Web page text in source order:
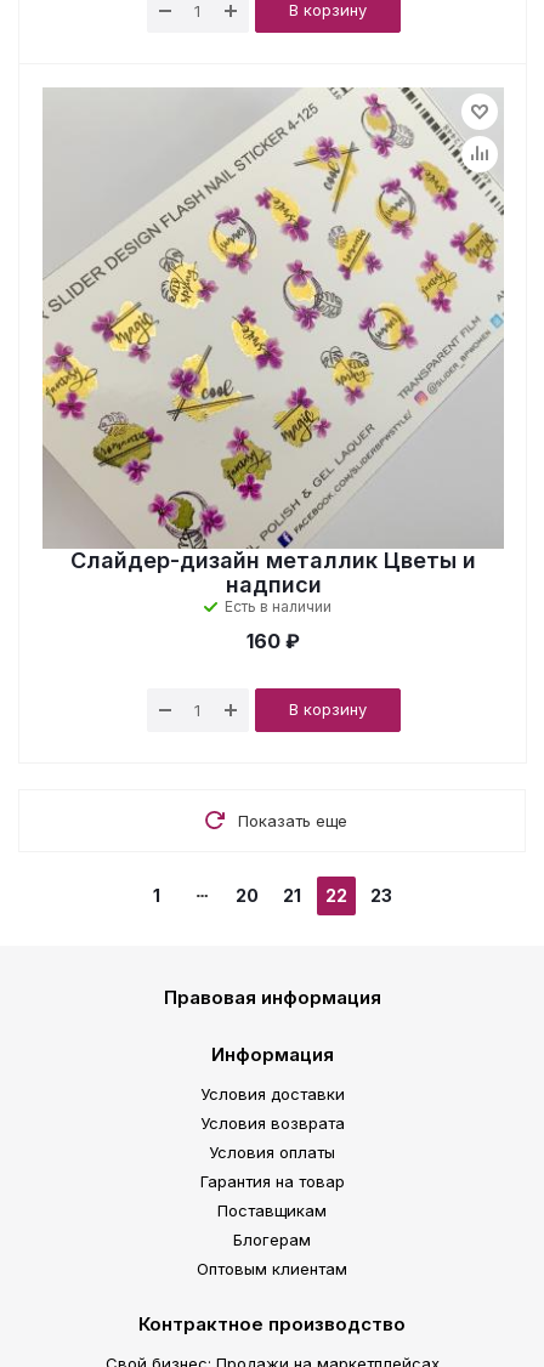
В корзину
Слайдер-дизайн металлик Цветы и
надписи
Есть в наличии
160 ₽
В корзину
Показать еще
1 20 21 22 23
Правовая информация
Информация
Условия доставки
Условия возврата
Условия оплаты
Гарантия на товар
Поставщикам
Блогерам
Оптовым клиентам
Контрактное производство